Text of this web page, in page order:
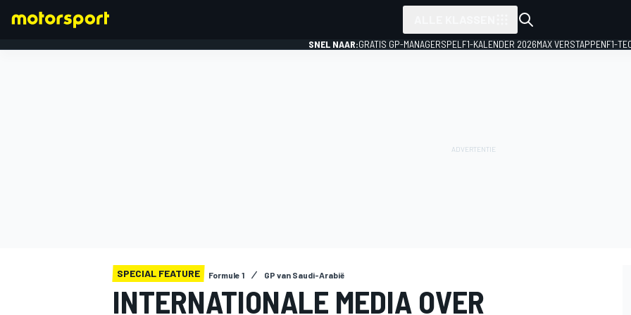
SNEL NAAR:GRATIS GP-MANAGERSPEL F1-KALENDER 2026MAX VERSTAPPENF1-
SPECIAL FEATURE Formule 1 GP van Saudi-Arabië
INTERNATIONALE MEDIA OVER